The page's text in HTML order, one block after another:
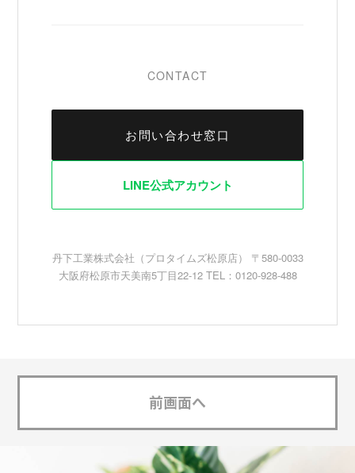
CONTACT
お問い合わせ窓口
LINE公式アカウント
丹下工業株式会社（プロタイムズ松原店）
〒580-0033
大阪府松原市天美南5丁目22-12 TEL：0120-928-488
前画面へ